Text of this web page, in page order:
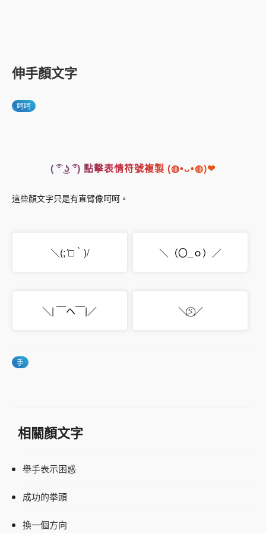
伸手顏文字
呵呵
( ͡° ͜ʖ ͡°) 點擊表情符號複製 (◍•ᴗ•◍)❤
這些顏文字只是有直臂像呵呵。
＼(;´□｀)/ ＼（〇_ｏ）／
＼| ￣ヘ￣|／ ＼⍩⃝／
手
相關顏文字
舉手表示困惑
成功的拳頭
換一個方向